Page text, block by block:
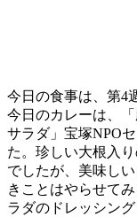
今日の食事は、第4
今日のカレーは、
サラダ」宝塚NPO
た。珍しい大根入
でしたが、美味し
きことはやらせて
ラダのドレッシン